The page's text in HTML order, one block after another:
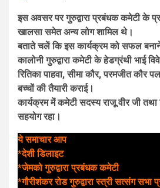
इस अवसर पर गुरुद्वारा प्रबंधक कमेटी के
खालसा समेत अन्य लोग शामिल थे।
बताते चलें कि इस कार्यक्रम को सफल
कालोनी गुरुद्वारा कमेटी के हेडग्रंथी भाई
रितिका पाहवा, सीमा कौर, परमजीत कौर
बच्चों की तैयारी कराई।
कार्यक्रम में कमेटी सदस्य राजू वीर जी
सहयोग रहा।
ये समाचार आप
*देशी डिलाइट
*जेमको गुरुद्वारा प्रबंधक कमेटी
*गौरीशंकर रोड गुरुद्वारा स्त्री सत्संग सभा